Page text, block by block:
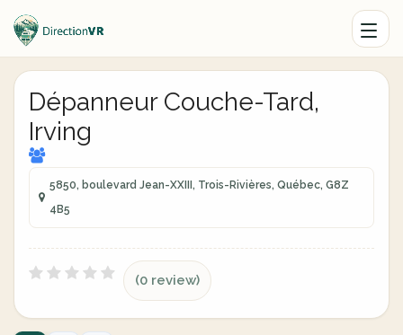
Dépanneur Couche-Tard,
Irving
5850, boulevard Jean-XXIII, Trois-Rivières, Québec, G8Z
4B5
(0 review)